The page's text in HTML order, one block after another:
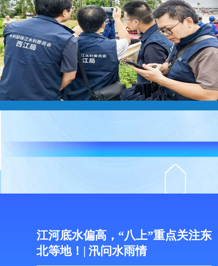
江河底水偏高，“八上”重点关注东
北等地！| 汛问水雨情